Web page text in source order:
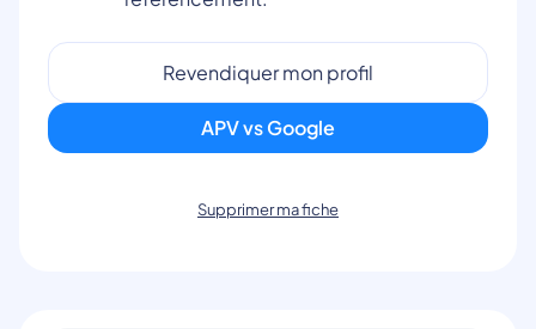
Revendiquer mon profil
APV vs Google
Supprimer ma fiche